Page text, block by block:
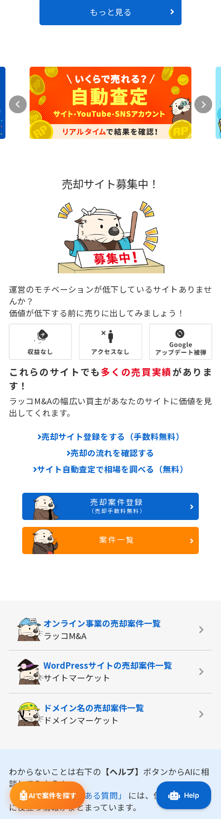
もっと見る
売却サイト募集中！
運営のモチベーションが低下しているサイトありませ
んか？
価値が低下する前に売りに出してみましょう！
これらのサイトでも多くの売買実績がありま
す！
ラッコM&Aの幅広い買主があなたのサイトに価値を見
出してくれます。
売却サイト登録をする（手数料無料）
売却の流れを確認する
サイト自動査定で相場を調べる（無料）
売却案件登録
（売却手数料無料）
案件一覧
🤖AIで案件を探す
オンライン事業の売却案件一覧
ラッコM&A
WordPressサイトの売却案件一覧
サイトマーケット
ドメイン名の売却案件一覧
ドメインマーケット
わからないことは右下の 【ヘルプ】 ボタンからAIに相
談してみよう！
「マニュアル・よくある質問」 には、使い方やお取引
に役立つ情報がまとまっています。